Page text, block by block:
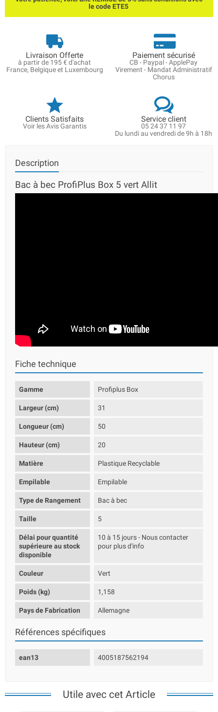
le code ETE5
Livraison Offerte
à partir de 195 € d'achat
France, Belgique et Luxembourg
Paiement sécurisé
CB - Paypal - ApplePay
Virement - Mandat Administratif
Chorus
Clients Satisfaits
Voir les Avis Garantis
Service client
05 24 37 11 97
Du lundi au vendredi de 9h à 18h
Description
Bac à bec ProfiPlus Box 5 vert Allit
Fiche technique
Gamme Profiplus Box
Largeur (cm) 31
Longueur (cm) 50
Hauteur (cm) 20
Matière Plastique Recyclable
Empilable Empilable
Type de Rangement Bac à bec
Taille 5
Délai pour quantité
supérieure au stock
disponible
10 à 15 jours - Nous contacter
pour plus d'info
Couleur Vert
Poids (kg) 1,158
Pays de Fabrication Allemagne
Références spécifiques
ean13 4005187562194
Utile avec cet Article